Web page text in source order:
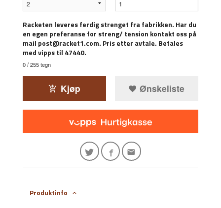
Racketen leveres ferdig strenget fra fabrikken. Har du
en egen preferanse for streng/ tension kontakt oss på
mail post@racket1.com. Pris etter avtale. Betales
med vipps til 47440.
0/ 255 tegn
Kjøp Ønskeliste
Produktinfo